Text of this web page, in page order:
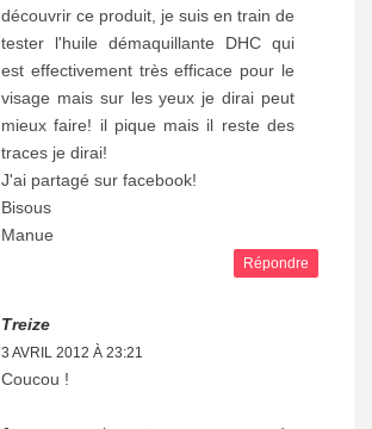
découvrir ce produit, je suis en train de
tester l'huile démaquillante DHC qui
est effectivement très efficace pour le
visage mais sur les yeux je dirai peut
mieux faire! il pique mais il reste des
traces je dirai!
J'ai partagé sur facebook!
Bisous
Manue
Répondre
Treize
3 AVRIL 2012 À 23:21
Coucou !